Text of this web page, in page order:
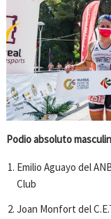
Podio absoluto
Emilio Aguayo del
Club
Joan Monfort del